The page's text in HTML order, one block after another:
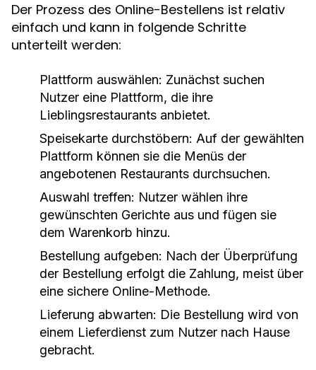
Der Prozess des Online-Bestellens ist relativ
einfach und kann in folgende Schritte
unterteilt werden:
Plattform auswählen: Zunächst suchen
Nutzer eine Plattform, die ihre
Lieblingsrestaurants anbietet.
Speisekarte durchstöbern: Auf der gewählten
Plattform können sie die Menüs der
angebotenen Restaurants durchsuchen.
Auswahl treffen: Nutzer wählen ihre
gewünschten Gerichte aus und fügen sie
dem Warenkorb hinzu.
Bestellung aufgeben: Nach der Überprüfung
der Bestellung erfolgt die Zahlung, meist über
eine sichere Online-Methode.
Lieferung abwarten: Die Bestellung wird von
einem Lieferdienst zum Nutzer nach Hause
gebracht.